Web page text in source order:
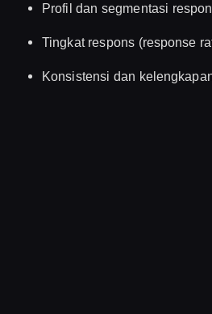
Profil dan segmentasi
Tingkat respons (response
Konsistensi dan